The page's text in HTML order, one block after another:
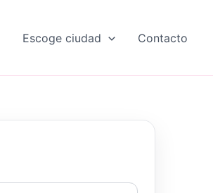
Escoge ciudad Contacto